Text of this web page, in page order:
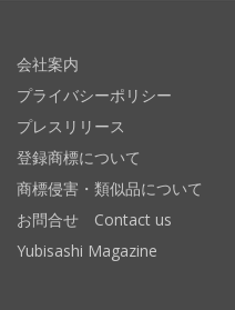
会社案内
プライバシーポリシー
プレスリリース
登録商標について
商標侵害・類似品について
お問合せ Contact us
Yubisashi Magazine